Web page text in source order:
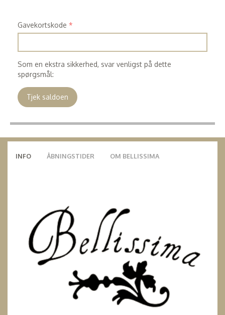
Gavekortskode
Som en ekstra sikkerhed, svar venligst på dette
spørgsmål:
Tjek saldoen
INFO ÅBNINGSTIDER OM BELLISSIMA